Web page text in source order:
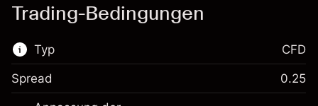
Trading-Bedingungen
Typ
Dieser Finanzmarkt steht für das CFD-
CFD
Spread 0.25